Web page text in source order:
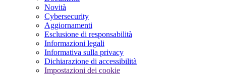
Novità
Cybersecurity
Aggiornamenti
Esclusione di responsabilità
Informazioni legali
Informativa sulla privacy
Dichiarazione di accessibilità
Impostazioni dei cookie